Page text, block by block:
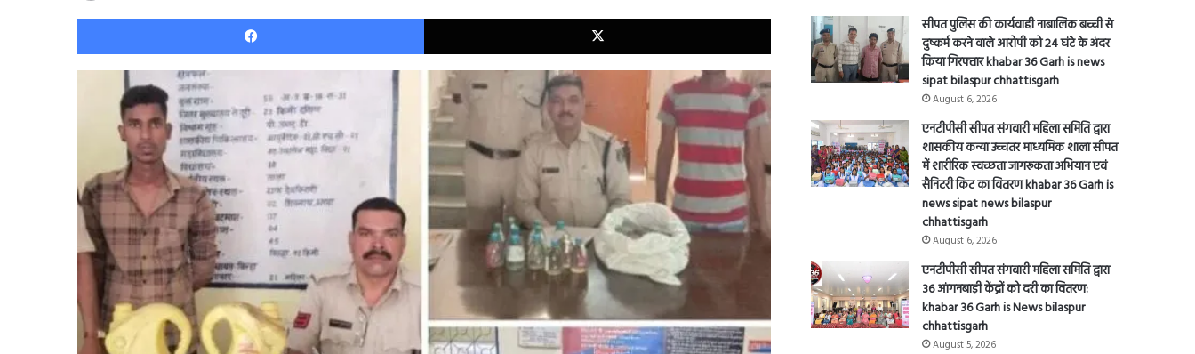
Facebook X
सीपत पुलिस की कार्यवाही नाबालिक बच्ची से
दुष्कर्म करने वाले आरोपी को 24 घंटे के अंदर
किया गिरफ्तार khabar 36 Garh is news
sipat bilaspur chhattisgarh
August 6, 2026
एनटीपीसी सीपत संगवारी महिला समिति द्वारा
शासकीय कन्या उच्चतर माध्यमिक शाला सीपत
में शारीरिक स्वच्छता जागरूकता अभियान एवं
सैनिटरी किट का वितरण khabar 36 Garh is
news sipat news bilaspur
chhattisgarh
August 6, 2026
एनटीपीसी सीपत संगवारी महिला समिति द्वारा
36 आंगनबाड़ी केंद्रों को दरी का वितरण:
khabar 36 Garh is News bilaspur
chhattisgarh
August 5, 2026